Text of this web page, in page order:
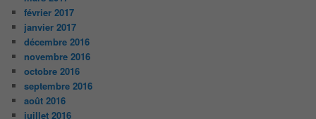
février 2017
janvier 2017
décembre 2016
novembre 2016
octobre 2016
septembre 2016
août 2016
juillet 2016